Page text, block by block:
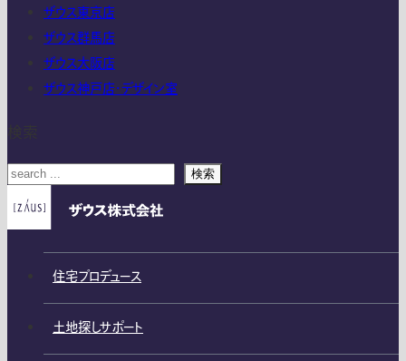
ザウス東京店
ザウス群馬店
ザウス大阪店
ザウス神戸店・デザイン室
検索
住宅プロデュース
土地探しサポート